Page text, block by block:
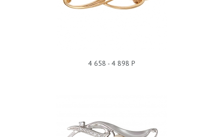
4 658 - 4 898 Р